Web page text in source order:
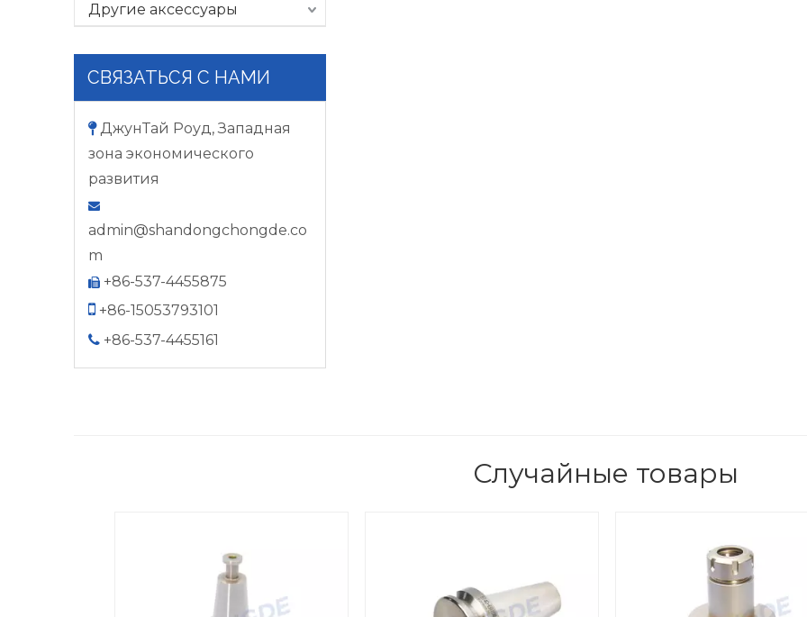
Другие аксессуары
СВЯЗАТЬСЯ С НАМИ
ДжунТай Роуд, Западная
зона экономического
развития

admin@shandongchongde.co
m
 +86-537-4455875
 +86-15053793101
 +86-537-4455161
Случайные товары